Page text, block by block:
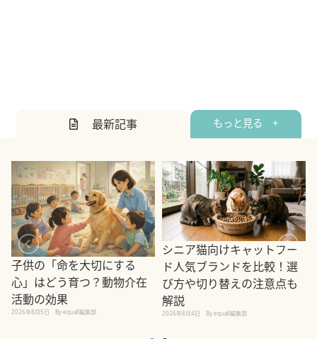
最新記事 もっと見る +
子供の「命を大切にする
心」はどう育つ？動物介在
活動の効果
2026年8月5日 By equall編集部
シニア猫向けキャットフー
ド人気ブランドを比較！選
び方や切り替えの注意点も
解説
2026年8月4日 By equall編集部